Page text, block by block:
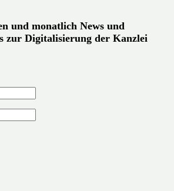
und monatlich News und
zur Digitalisierung der Kanzlei